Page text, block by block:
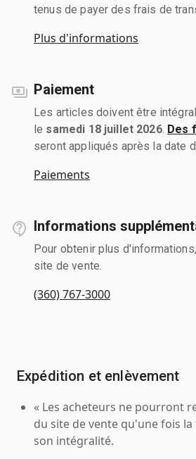
tenus de payer des frais de
Plus d'informations
Paiement
Les articles doivent être
le samedi 18 juillet 2026. Des
seront appliqués après la date
Paiements
Informations
Pour obtenir plus
site de vente.
(360) 767-3000
Expédition et enlèvement
« Les acheteurs ne pourront
du site de vente qu'une fois
son intégralité.